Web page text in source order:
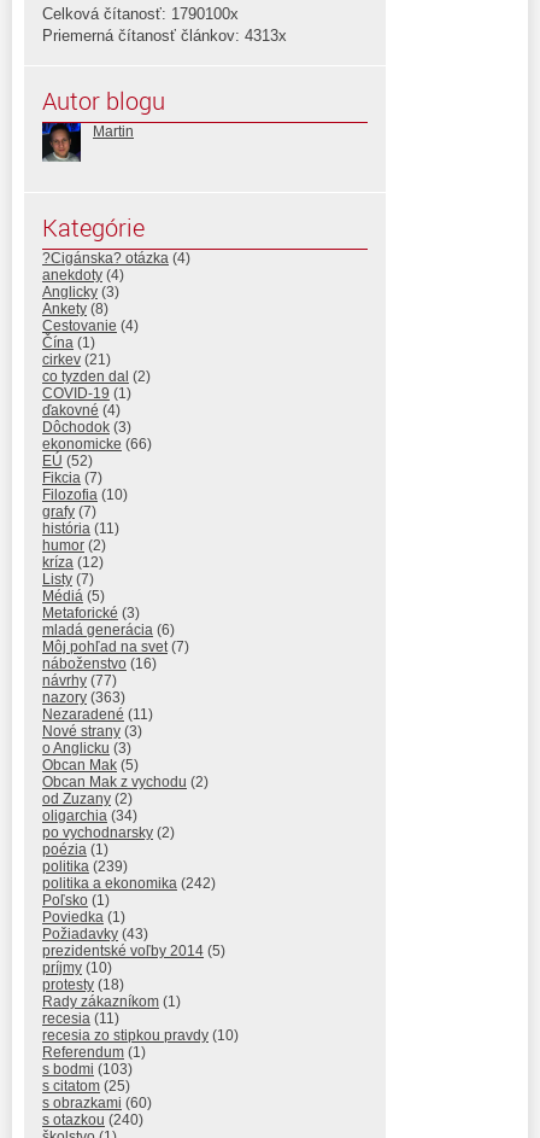
Celková čítanosť: 1790100x
Priemerná čítanosť článkov: 4313x
Autor blogu
Martin
Kategórie
?Cigánska? otázka (4)
anekdoty (4)
Anglicky (3)
Ankety (8)
Cestovanie (4)
Čína (1)
cirkev (21)
co tyzden dal (2)
COVID-19 (1)
ďakovné (4)
Dôchodok (3)
ekonomicke (66)
EÚ (52)
Fikcia (7)
Filozofia (10)
grafy (7)
história (11)
humor (2)
kríza (12)
Listy (7)
Médiá (5)
Metaforické (3)
mladá generácia (6)
Môj pohľad na svet(7)
náboženstvo (16)
návrhy (77)
nazory (363)
Nezaradené (11)
Nové strany (3)
o Anglicku (3)
Obcan Mak (5)
Obcan Mak z vychodu (2)
od Zuzany (2)
oligarchia (34)
po vychodnarsky (2)
poézia (1)
politika (239)
politika a ekonomika (242)
Poľsko (1)
Poviedka (1)
Požiadavky (43)
prezidentské voľby 2014 (5)
príjmy (10)
protesty (18)
Rady zákazníkom (1)
recesia (11)
recesia zo stipkou pravdy (10)
Referendum (1)
s bodmi (103)
s citatom (25)
s obrazkami (60)
s otazkou (240)